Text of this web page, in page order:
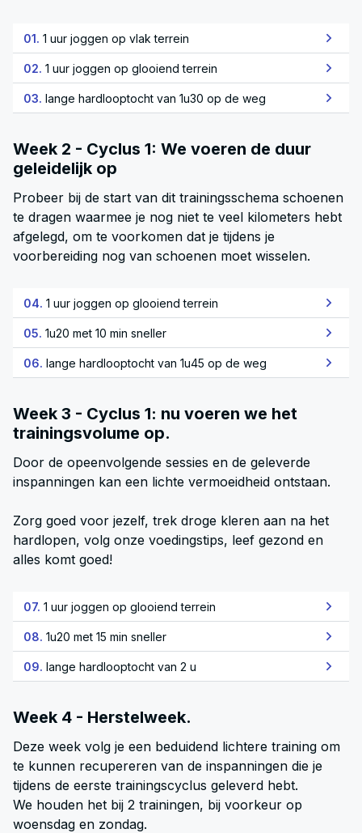
01. 1 uur joggen op vlak terrein
02. 1 uur joggen op glooiend terrein
03. lange hardlooptocht van 1u30 op de weg
Week 2 - Cyclus 1: We voeren de duur
geleidelijk op
Probeer bij de start van dit trainingsschema schoenen
te dragen waarmee je nog niet te veel kilometers hebt
afgelegd, om te voorkomen dat je tijdens je
voorbereiding nog van schoenen moet wisselen.
04. 1 uur joggen op glooiend terrein
05. 1u20 met 10 min sneller
06. lange hardlooptocht van 1u45 op de weg
Week 3 - Cyclus 1: nu voeren we het
trainingsvolume op.
Door de opeenvolgende sessies en de geleverde
inspanningen kan een lichte vermoeidheid ontstaan.
Zorg goed voor jezelf, trek droge kleren aan na het
hardlopen, volg onze voedingstips, leef gezond en
alles komt goed!
07. 1 uur joggen op glooiend terrein
08. 1u20 met 15 min sneller
09. lange hardlooptocht van 2 u
Week 4 - Herstelweek.
Deze week volg je een beduidend lichtere training om
te kunnen recupereren van de inspanningen die je
tijdens de eerste trainingscyclus geleverd hebt.
We houden het bij 2 trainingen, bij voorkeur op
woensdag en zondag.